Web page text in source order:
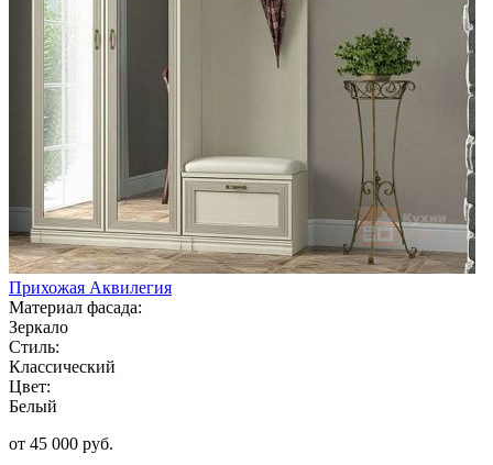
Прихожая Аквилегия
Материал фасада:
Зеркало
Стиль:
Классический
Цвет:
Белый
от 45 000 руб.